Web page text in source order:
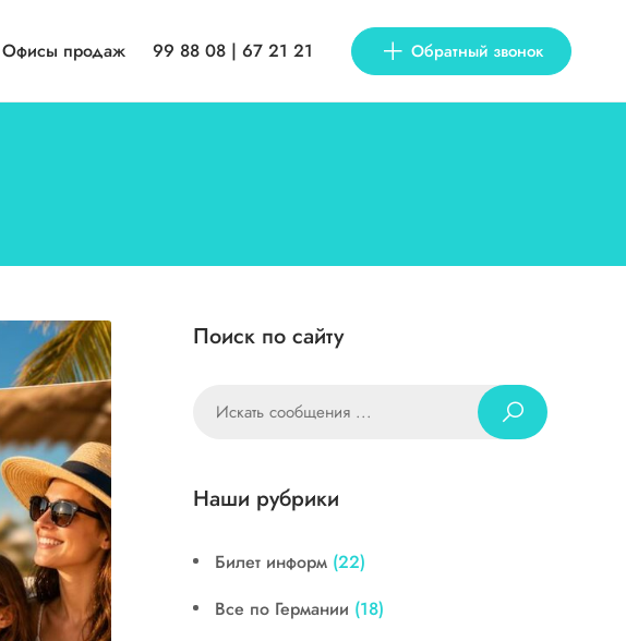
Офисы продаж 99 88 08 | 67 21 21 Обратный звонок
Поиск по сайту
Наши рубрики
Билет информ (22)
Все по Германии (18)